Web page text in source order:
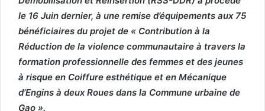
le 16 Juin dernier, à une remise d’équipements aux 75
bénéficiaires du projet de « Contribution à la
Réduction de la violence communautaire à travers la
formation professionnelle des femmes et des jeunes
à risque en Coiffure esthétique et en Mécanique
d’Engins à deux Roues dans la Commune urbaine de
Gao ».